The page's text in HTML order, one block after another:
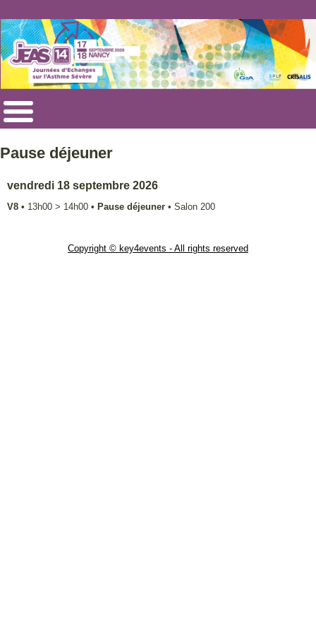
Pause déjeuner
vendredi 18 septembre 2026
V8 • 13h00 > 14h00 • Pause déjeuner • Salon 200
Copyright © key4events - All rights reserved